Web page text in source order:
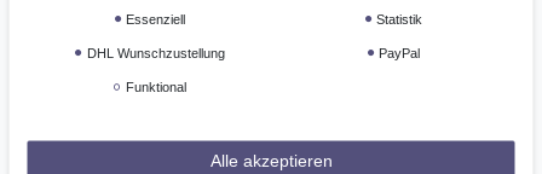
Schnürstiefel mit elastischer Schnürung (nicht wie abgebildet mit
normaler Schnürung!)
Essenziell Statistik
DHL Wunschzustellung PayPal
Funktional
Alle akzeptieren